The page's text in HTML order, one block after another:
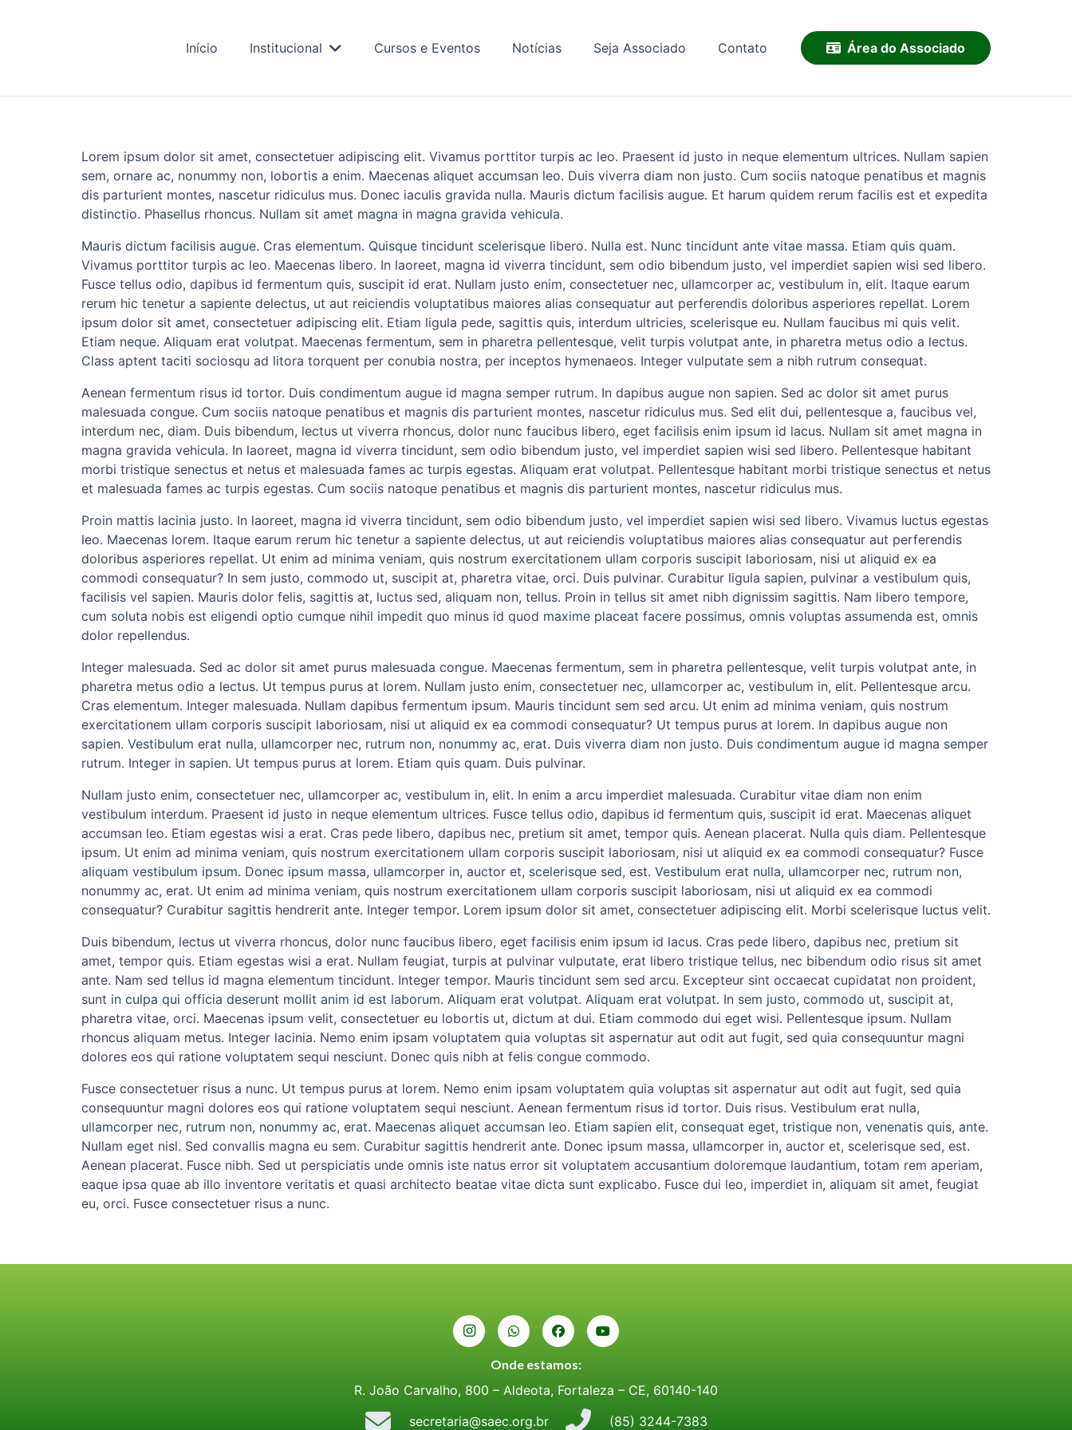
Início Institucional Cursos e Eventos Notícias Seja Associado Contato Área do Associado
Lorem ipsum dolor sit amet, consectetuer adipiscing elit. Vivamus porttitor turpis ac leo. Praesent id justo in neque elementum ultrices. Nullam sapien
sem, ornare ac, nonummy non, lobortis a enim. Maecenas aliquet accumsan leo. Duis viverra diam non justo. Cum sociis natoque penatibus et magnis
dis parturient montes, nascetur ridiculus mus. Donec iaculis gravida nulla. Mauris dictum facilisis augue. Et harum quidem rerum facilis est et expedita
distinctio. Phasellus rhoncus. Nullam sit amet magna in magna gravida vehicula.
Mauris dictum facilisis augue. Cras elementum. Quisque tincidunt scelerisque libero. Nulla est. Nunc tincidunt ante vitae massa. Etiam quis quam.
Vivamus porttitor turpis ac leo. Maecenas libero. In laoreet, magna id viverra tincidunt, sem odio bibendum justo, vel imperdiet sapien wisi sed libero.
Fusce tellus odio, dapibus id fermentum quis, suscipit id erat. Nullam justo enim, consectetuer nec, ullamcorper ac, vestibulum in, elit. Itaque earum
rerum hic tenetur a sapiente delectus, ut aut reiciendis voluptatibus maiores alias consequatur aut perferendis doloribus asperiores repellat. Lorem
ipsum dolor sit amet, consectetuer adipiscing elit. Etiam ligula pede, sagittis quis, interdum ultricies, scelerisque eu. Nullam faucibus mi quis velit.
Etiam neque. Aliquam erat volutpat. Maecenas fermentum, sem in pharetra pellentesque, velit turpis volutpat ante, in pharetra metus odio a lectus.
Class aptent taciti sociosqu ad litora torquent per conubia nostra, per inceptos hymenaeos. Integer vulputate sem a nibh rutrum consequat.
Aenean fermentum risus id tortor. Duis condimentum augue id magna semper rutrum. In dapibus augue non sapien. Sed ac dolor sit amet purus
malesuada congue. Cum sociis natoque penatibus et magnis dis parturient montes, nascetur ridiculus mus. Sed elit dui, pellentesque a, faucibus vel,
interdum nec, diam. Duis bibendum, lectus ut viverra rhoncus, dolor nunc faucibus libero, eget facilisis enim ipsum id lacus. Nullam sit amet magna in
magna gravida vehicula. In laoreet, magna id viverra tincidunt, sem odio bibendum justo, vel imperdiet sapien wisi sed libero. Pellentesque habitant
morbi tristique senectus et netus et malesuada fames ac turpis egestas. Aliquam erat volutpat. Pellentesque habitant morbi tristique senectus et netus
et malesuada fames ac turpis egestas. Cum sociis natoque penatibus et magnis dis parturient montes, nascetur ridiculus mus.
Proin mattis lacinia justo. In laoreet, magna id viverra tincidunt, sem odio bibendum justo, vel imperdiet sapien wisi sed libero. Vivamus luctus egestas
leo. Maecenas lorem. Itaque earum rerum hic tenetur a sapiente delectus, ut aut reiciendis voluptatibus maiores alias consequatur aut perferendis
doloribus asperiores repellat. Ut enim ad minima veniam, quis nostrum exercitationem ullam corporis suscipit laboriosam, nisi ut aliquid ex ea
commodi consequatur? In sem justo, commodo ut, suscipit at, pharetra vitae, orci. Duis pulvinar. Curabitur ligula sapien, pulvinar a vestibulum quis,
facilisis vel sapien. Mauris dolor felis, sagittis at, luctus sed, aliquam non, tellus. Proin in tellus sit amet nibh dignissim sagittis. Nam libero tempore,
cum soluta nobis est eligendi optio cumque nihil impedit quo minus id quod maxime placeat facere possimus, omnis voluptas assumenda est, omnis
dolor repellendus.
Integer malesuada. Sed ac dolor sit amet purus malesuada congue. Maecenas fermentum, sem in pharetra pellentesque, velit turpis volutpat ante, in
pharetra metus odio a lectus. Ut tempus purus at lorem. Nullam justo enim, consectetuer nec, ullamcorper ac, vestibulum in, elit. Pellentesque arcu.
Cras elementum. Integer malesuada. Nullam dapibus fermentum ipsum. Mauris tincidunt sem sed arcu. Ut enim ad minima veniam, quis nostrum
exercitationem ullam corporis suscipit laboriosam, nisi ut aliquid ex ea commodi consequatur? Ut tempus purus at lorem. In dapibus augue non
sapien. Vestibulum erat nulla, ullamcorper nec, rutrum non, nonummy ac, erat. Duis viverra diam non justo. Duis condimentum augue id magna semper
rutrum. Integer in sapien. Ut tempus purus at lorem. Etiam quis quam. Duis pulvinar.
Nullam justo enim, consectetuer nec, ullamcorper ac, vestibulum in, elit. In enim a arcu imperdiet malesuada. Curabitur vitae diam non enim
vestibulum interdum. Praesent id justo in neque elementum ultrices. Fusce tellus odio, dapibus id fermentum quis, suscipit id erat. Maecenas aliquet
accumsan leo. Etiam egestas wisi a erat. Cras pede libero, dapibus nec, pretium sit amet, tempor quis. Aenean placerat. Nulla quis diam. Pellentesque
ipsum. Ut enim ad minima veniam, quis nostrum exercitationem ullam corporis suscipit laboriosam, nisi ut aliquid ex ea commodi consequatur? Fusce
aliquam vestibulum ipsum. Donec ipsum massa, ullamcorper in, auctor et, scelerisque sed, est. Vestibulum erat nulla, ullamcorper nec, rutrum non,
nonummy ac, erat. Ut enim ad minima veniam, quis nostrum exercitationem ullam corporis suscipit laboriosam, nisi ut aliquid ex ea commodi
consequatur? Curabitur sagittis hendrerit ante. Integer tempor. Lorem ipsum dolor sit amet, consectetuer adipiscing elit. Morbi scelerisque luctus velit.
Duis bibendum, lectus ut viverra rhoncus, dolor nunc faucibus libero, eget facilisis enim ipsum id lacus. Cras pede libero, dapibus nec, pretium sit
amet, tempor quis. Etiam egestas wisi a erat. Nullam feugiat, turpis at pulvinar vulputate, erat libero tristique tellus, nec bibendum odio risus sit amet
ante. Nam sed tellus id magna elementum tincidunt. Integer tempor. Mauris tincidunt sem sed arcu. Excepteur sint occaecat cupidatat non proident,
sunt in culpa qui officia deserunt mollit anim id est laborum. Aliquam erat volutpat. Aliquam erat volutpat. In sem justo, commodo ut, suscipit at,
pharetra vitae, orci. Maecenas ipsum velit, consectetuer eu lobortis ut, dictum at dui. Etiam commodo dui eget wisi. Pellentesque ipsum. Nullam
rhoncus aliquam metus. Integer lacinia. Nemo enim ipsam voluptatem quia voluptas sit aspernatur aut odit aut fugit, sed quia consequuntur magni
dolores eos qui ratione voluptatem sequi nesciunt. Donec quis nibh at felis congue commodo.
Fusce consectetuer risus a nunc. Ut tempus purus at lorem. Nemo enim ipsam voluptatem quia voluptas sit aspernatur aut odit aut fugit, sed quia
consequuntur magni dolores eos qui ratione voluptatem sequi nesciunt. Aenean fermentum risus id tortor. Duis risus. Vestibulum erat nulla,
ullamcorper nec, rutrum non, nonummy ac, erat. Maecenas aliquet accumsan leo. Etiam sapien elit, consequat eget, tristique non, venenatis quis, ante.
Nullam eget nisl. Sed convallis magna eu sem. Curabitur sagittis hendrerit ante. Donec ipsum massa, ullamcorper in, auctor et, scelerisque sed, est.
Aenean placerat. Fusce nibh. Sed ut perspiciatis unde omnis iste natus error sit voluptatem accusantium doloremque laudantium, totam rem aperiam,
eaque ipsa quae ab illo inventore veritatis et quasi architecto beatae vitae dicta sunt explicabo. Fusce dui leo, imperdiet in, aliquam sit amet, feugiat
eu, orci. Fusce consectetuer risus a nunc.
Onde estamos:
R. João Carvalho, 800 – Aldeota, Fortaleza – CE, 60140-140
secretaria@saec.org.br
(85) 3244-7383